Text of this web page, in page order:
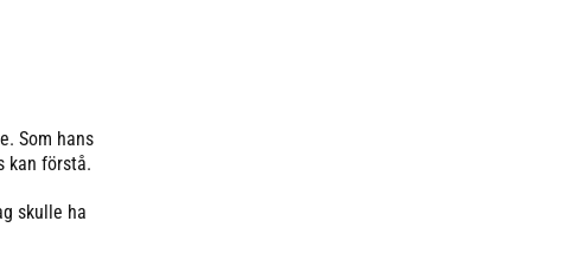
Som hans
kan förstå.
skulle ha